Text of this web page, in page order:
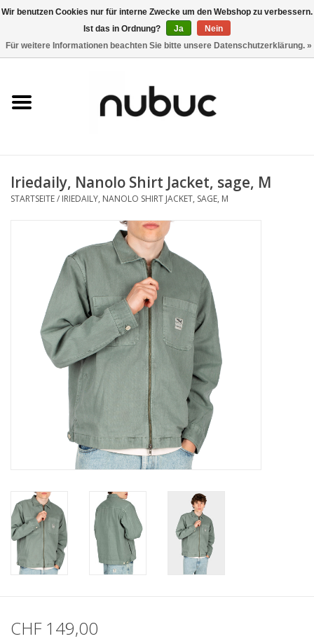
0 Artikel - CHF 0,00
Damen
Accessoires
Iriedaily, Nanolo Shirt Jacket, sage, M
STARTSEITE/ IRIEDAILY, NANOLO SHIRT JACKET, SAGE, M
CHF 149,00
Wir benutzen Cookies nur für interne Zwecke um den Webshop zu verbessern.
Ist das in Ordnung?
Ja
Nein
Für weitere Informationen beachten Sie bitte unsere Datenschutzerklärung. »